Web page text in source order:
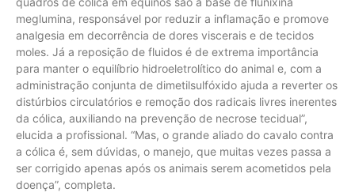
meglumina, responsável por reduzir a inflamação e promove
analgesia em decorrência de dores viscerais e de tecidos
moles. Já a reposição de fluidos é de extrema importância
para manter o equilíbrio hidroeletrolítico do animal e, com a
administração conjunta de dimetilsulfóxido ajuda a reverter os
distúrbios circulatórios e remoção dos radicais livres inerentes
da cólica, auxiliando na prevenção de necrose tecidual”,
elucida a profissional. “Mas, o grande aliado do cavalo contra
a cólica é, sem dúvidas, o manejo, que muitas vezes passa a
ser corrigido apenas após os animais serem acometidos pela
doença”, completa.